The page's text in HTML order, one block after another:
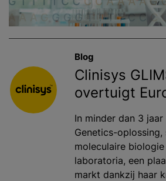
Blog
Clinisys
overtuigt
In minder dan 3
Genetics-
moleculaire
laboratoria, een
markt dankzij haar